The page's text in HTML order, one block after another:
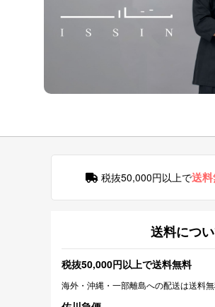
税抜50,000円以上で送
送料につ
税抜50,000円以上で送料無料
海外・沖縄・一部離島への配送は送料無